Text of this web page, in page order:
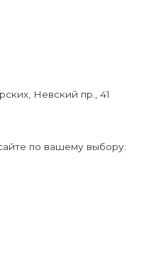
Невский пр., 41
по вашему выбору: